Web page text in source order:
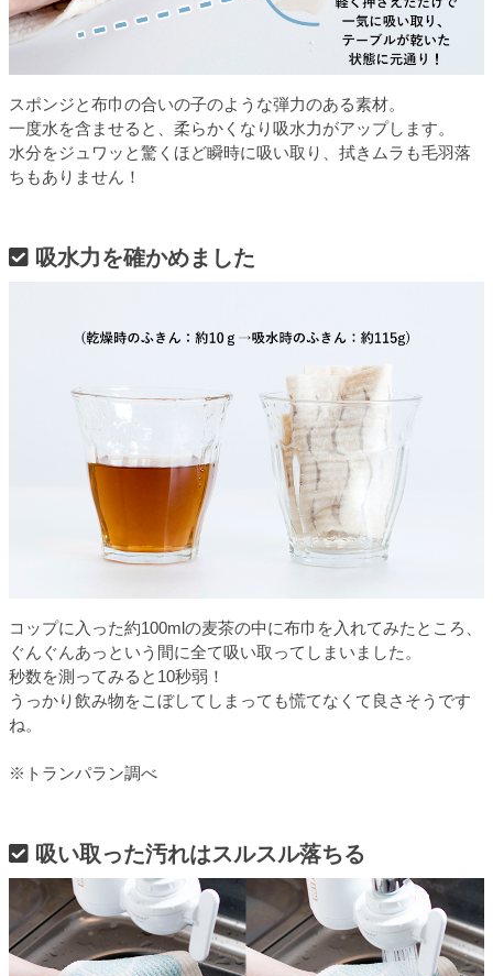
スポンジと布巾の合いの子のような弾力のある素材。
一度水を含ませると、柔らかくなり吸水力がアップします。
水分をジュワッと驚くほど瞬時に吸い取り、拭きムラも毛羽落
ちもありません！
吸水力を確かめました
コップに入った約100mlの麦茶の中に布巾を入れてみたところ、
ぐんぐんあっという間に全て吸い取ってしまいました。
秒数を測ってみると10秒弱！
うっかり飲み物をこぼしてしまっても慌てなくて良さそうです
ね。
※トランパラン調べ
吸い取った汚れはスルスル落ちる